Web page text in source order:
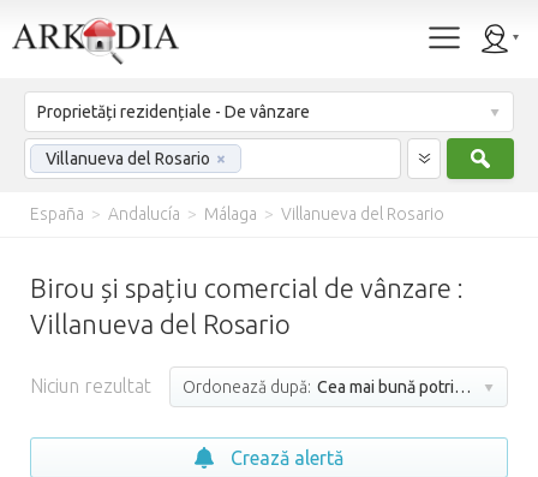
Proprietăți rezidențiale - De vânzare
Villanueva del Rosario ×
España > Andalucía > Málaga > Villanueva del Rosario
Birou și spațiu comercial de vânzare :
Villanueva del Rosario
Niciun rezultat Ordonează după: Cea mai bună potrivire
Crează alertă